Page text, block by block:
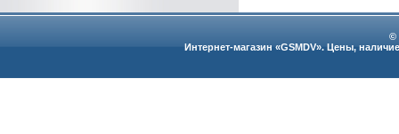
©
Интернет-магазин «GSMDV». Цены,